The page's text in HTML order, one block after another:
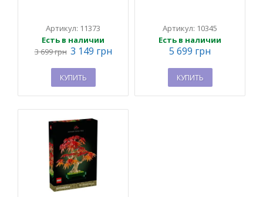
Артикул: 11373
Есть в наличии
3 699 грн 3 149 грн
КУПИТЬ
Артикул: 10345
Есть в наличии
5 699 грн
КУПИТЬ